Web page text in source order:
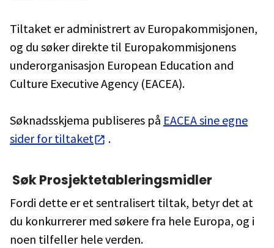
Tiltaket er administrert av Europakommisjonen,
og du søker direkte til Europakommisjonens
underorganisasjon European Education and
Culture Executive Agency (EACEA).
Søknadsskjema publiseres på EACEA sine egne
sider for tiltaket
.
Søk Prosjektetableringsmidler
Fordi dette er et sentralisert tiltak, betyr det at
du konkurrerer med søkere fra hele Europa, og i
noen tilfeller hele verden.